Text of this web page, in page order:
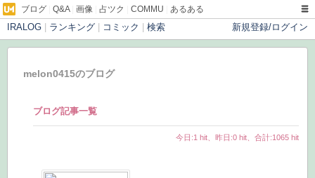
ブログ Q&A| 画像 占ツク COMMU あるある
IRALOG ランキング コミック 検索 新規登録/ログイン
melon0415のブログ
ブログ記事一覧
今日:1 hit、昨日:0 hit、合計:1065 hit